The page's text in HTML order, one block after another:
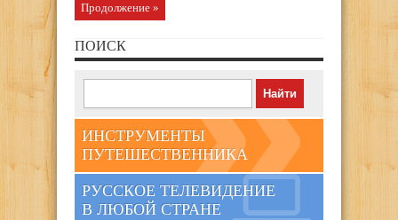
Продолжение »
ПОИСК
ИНСТРУМЕНТЫ
ПУТЕШЕСТВЕННИКА
РУССКОЕ ТЕЛЕВИДЕНИЕ
В ЛЮБОЙ СТРАНЕ